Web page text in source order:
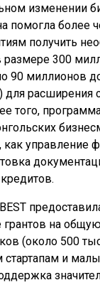
изменении
помогла более
получить
размере 300
90 миллионов
расширения
того,
управление
на
(около 500
стартапам и